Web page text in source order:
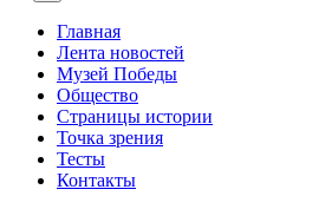
Главная
Лента новостей
Музей Победы
Общество
Страницы истории
Точка зрения
Тесты
Контакты